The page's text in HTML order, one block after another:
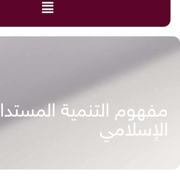
مفهوم التنمية
الإسلامي